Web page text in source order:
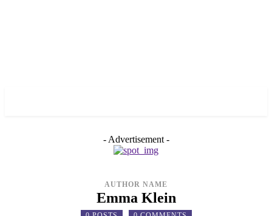
- Advertisement -
AUTHOR NAME
Emma Klein